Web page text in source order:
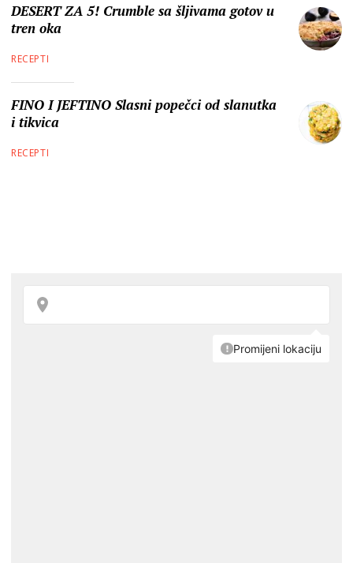
DESERT ZA 5! Crumble sa šljivama gotov u
tren oka
RECEPTI
FINO I JEFTINO Slasni popečci od slanutka
i tikvica
RECEPTI